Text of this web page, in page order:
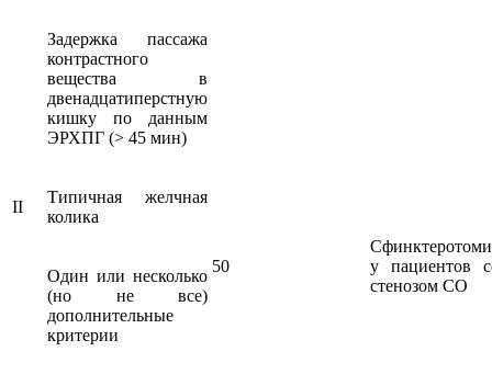
Задержка пассажа
контрастного
вещества в
двенадцатиперстную
кишку по данным
ЭРХПГ (> 45 мин)
II
Типичная желчная
колика
50
у пациентов
стенозом СО
Один или несколько
(но не все)
дополнительные
критерии